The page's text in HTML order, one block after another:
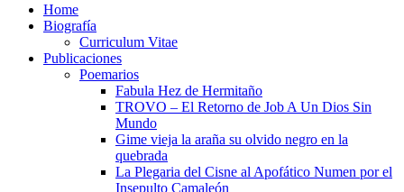
Home
Biografía
Curriculum Vitae​
Publicaciones
Poemarios
Fabula Hez de Hermitaño
TROVO – El Retorno de Job A Un Dios Sin
Mundo
Gime vieja la araña su olvido negro en la
quebrada
La Plegaria del Cisne al Apofático Numen por el
Insepulto Camaleón